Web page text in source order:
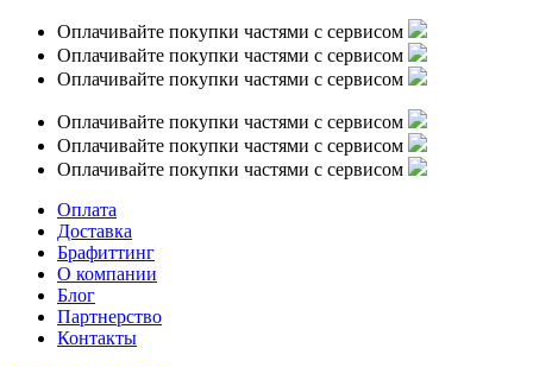
Оплачивайте покупки частями с сервисом
Оплачивайте покупки частями с сервисом
Оплачивайте покупки частями с сервисом
Оплачивайте покупки частями с сервисом
Оплачивайте покупки частями с сервисом
Оплачивайте покупки частями с сервисом
Оплата
Доставка
Брафиттинг
О компании
Блог
Партнерство
Контакты